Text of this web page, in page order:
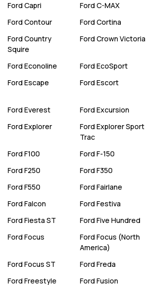
Ford Capri Ford C-MAX
Ford Contour Ford Cortina
Ford Country
Squire
Ford Crown Victoria
Ford Econoline Ford EcoSport
Ford Escape Ford Escort
Ford Everest Ford Excursion
Ford Explorer Ford Explorer Sport
Trac
Ford F100 Ford F-150
Ford F250 Ford F350
Ford F550 Ford Fairlane
Ford Falcon Ford Festiva
Ford Fiesta ST Ford Five Hundred
Ford Focus Ford Focus (North
America)
Ford Focus ST Ford Freda
Ford Freestyle Ford Fusion